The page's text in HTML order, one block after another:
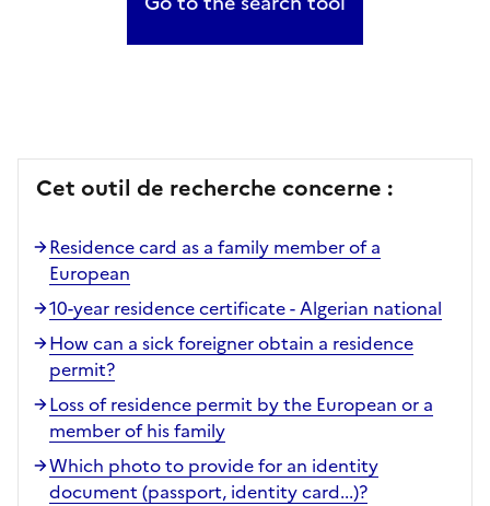
Cet outil de recherche concerne :
Residence card as a family member of a
European
10-year residence certificate - Algerian national
How can a sick foreigner obtain a residence
permit?
Loss of residence permit by the European or a
member of his family
Which photo to provide for an identity
document (passport, identity card...)?